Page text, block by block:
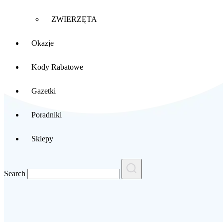
ZWIERZĘTA
Okazje
Kody Rabatowe
Gazetki
Poradniki
Sklepy
Search